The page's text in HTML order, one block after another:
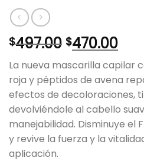
$497.00 El
precio
original
era:
$497.00.
$470.00El
es:
La nueva mascarilla capilar
roja y péptidos de avena
efectos de decoloraciones,
devolviéndole al cabello
manejabilidad. Disminuye el
y revive la fuerza y la
aplicación.